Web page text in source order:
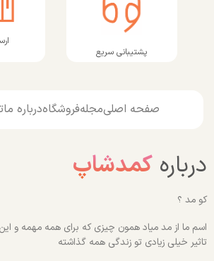
پشتیبانی سریع
صفحه اصلیمجلهفروشگاهدرباره ما
درباره کمدشاپ
کو مد ؟
اسم ما از مد میاد همون چیزی که برای همه مهمه و این
تاثیر خیلی زیادی تو زندگی همه گذاشته